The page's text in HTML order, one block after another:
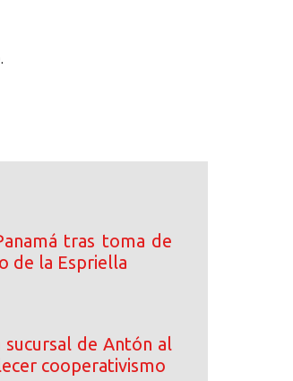
tras toma de
de la Espriella
sucursal de Antón al
cooperativismo